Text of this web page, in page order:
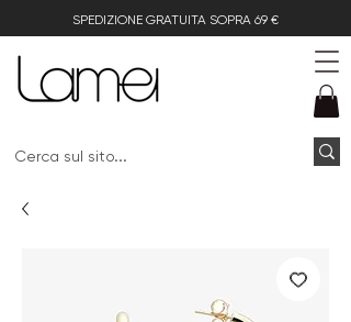
SPEDIZIONE GRATUITA SOPRA 69 €